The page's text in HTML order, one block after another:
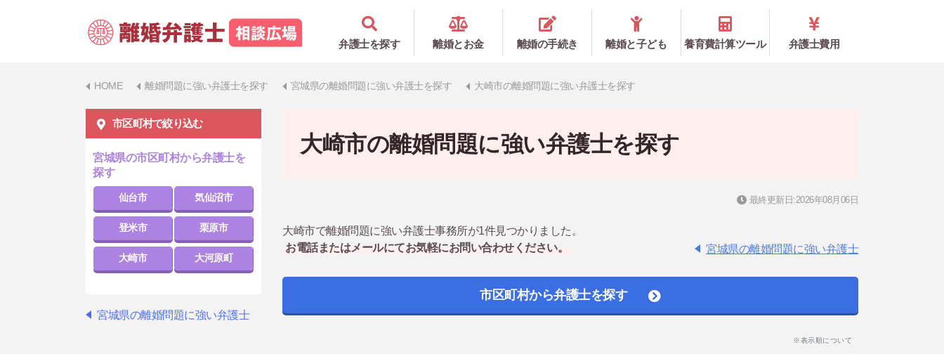
弁護士を探す 離婚とお金 離婚の手続き 離婚と子ども 養育費計算ツール 弁護士費用
HOME 離婚問題に強い弁護士を探す 宮城県の離婚問題に強い弁護士を探す 大崎市の離婚問題に強い弁護士を探す
大崎市の離婚問題に強い弁護士を探す
最終更新日:2026年08月06日
大崎市で離婚問題に強い弁護士事務所が1件見つかりました。
お電話またはメールにてお気軽にお問い合わせください。
宮城県の離婚問題に強い弁護士
市区町村から弁護士を探す
※表示順について
市区町村で絞り込む
宮城県の市区町村から弁護士を
探す
仙台市 気仙沼市
登米市 栗原市
大崎市 大河原町
宮城県の離婚問題に強い弁護士